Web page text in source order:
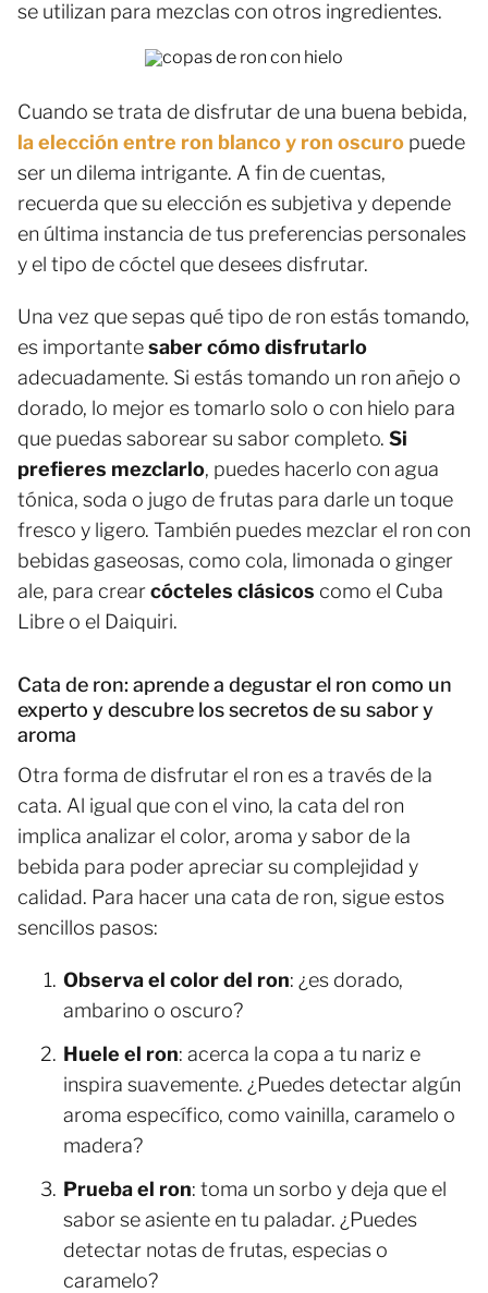
se utilizan para mezclas con otros ingredientes.
Cuando se trata de disfrutar de una buena bebida,
la elección entre ron blanco y ron oscuro puede
ser un dilema intrigante. A fin de cuentas,
recuerda que su elección es subjetiva y depende
en última instancia de tus preferencias personales
y el tipo de cóctel que desees disfrutar.
Una vez que sepas qué tipo de ron estás tomando,
es importantesaber cómo disfrutarlo
adecuadamente. Si estás tomando un ron añejo o
dorado, lo mejor es tomarlo solo o con hielo para
que puedas saborear su sabor completo. Si
prefieres mezclarlo, puedes hacerlo con agua
tónica, soda o jugo de frutas para darle un toque
fresco y ligero. También puedes mezclar el ron con
bebidas gaseosas, como cola, limonada o ginger
ale, para crearcócteles clásicos como el Cuba
Libre o el Daiquiri.
Cata de ron: aprende a degustar el ron como un
experto y descubre los secretos de su sabor y
aroma
Otra forma de disfrutar el ron es a través de la
cata. Al igual que con el vino, la cata del ron
implica analizar el color, aroma y sabor de la
bebida para poder apreciar su complejidad y
calidad. Para hacer una cata de ron, sigue estos
sencillos pasos:
Observa el color del ron: ¿es dorado,
ambarino o oscuro?
Huele el ron: acerca la copa a tu nariz e
inspira suavemente. ¿Puedes detectar algún
aroma específico, como vainilla, caramelo o
madera?
Prueba el ron: toma un sorbo y deja que el
sabor se asiente en tu paladar. ¿Puedes
detectar notas de frutas, especias o
caramelo?